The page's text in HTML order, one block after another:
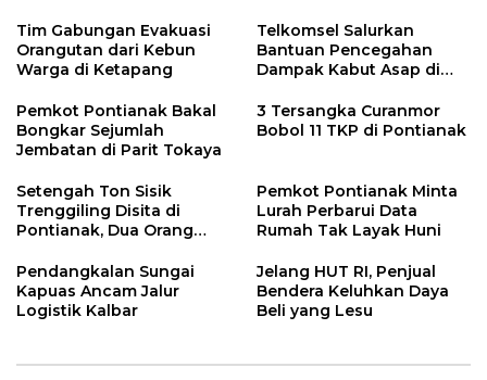
Tim Gabungan Evakuasi
Orangutan dari Kebun
Warga di Ketapang
Telkomsel Salurkan
Bantuan Pencegahan
Dampak Kabut Asap di
Pemkot Pontianak Bakal
Bongkar Sejumlah
Jembatan di Parit Tokaya
3 Tersangka Curanmor
Bobol 11 TKP di Pontianak
Setengah Ton Sisik
Trenggiling Disita di
Pontianak, Dua Orang
Pemkot Pontianak Minta
Lurah Perbarui Data
Rumah Tak Layak Huni
Pendangkalan Sungai
Kapuas Ancam Jalur
Logistik Kalbar
Jelang HUT RI, Penjual
Bendera Keluhkan Daya
Beli yang Lesu